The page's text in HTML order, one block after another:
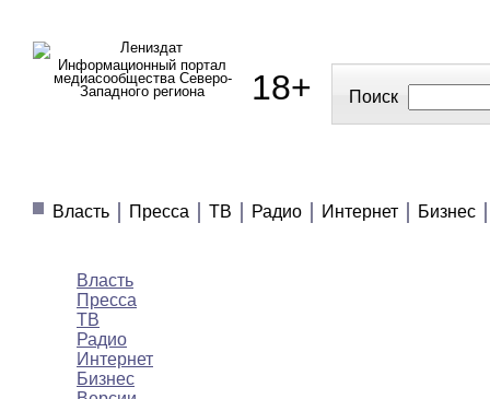
Информационный портал
медиасообщества Северо-
Западного региона
18+ Поиск
Власть
Пресса ТВ Радио Интернет Бизнес
Власть
Пресса
ТВ
Радио
Интернет
Бизнес